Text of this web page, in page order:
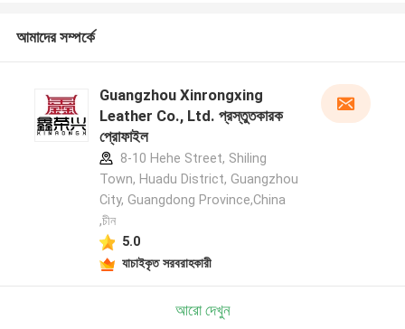
আমাদের সম্পর্কে
Guangzhou Xinrongxing
Leather Co., Ltd. প্রস্তুতকারক
প্রোফাইল
8-10 Hehe Street, Shiling
Town, Huadu District, Guangzhou
City, Guangdong Province,China
,চীন
5.0
যাচাইকৃত সরবরাহকারী
আরো দেখুন